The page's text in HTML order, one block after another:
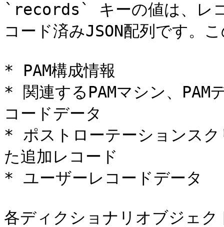
`records` キーの値は、レ
コード済みJSON配列です。
* PAM構成情報
* 関連するPAMマシン、PAM
コードデータ
* ポストローテーションス
た追加レコード
* ユーザーレコードデータ
各ディクショナリオブジェ